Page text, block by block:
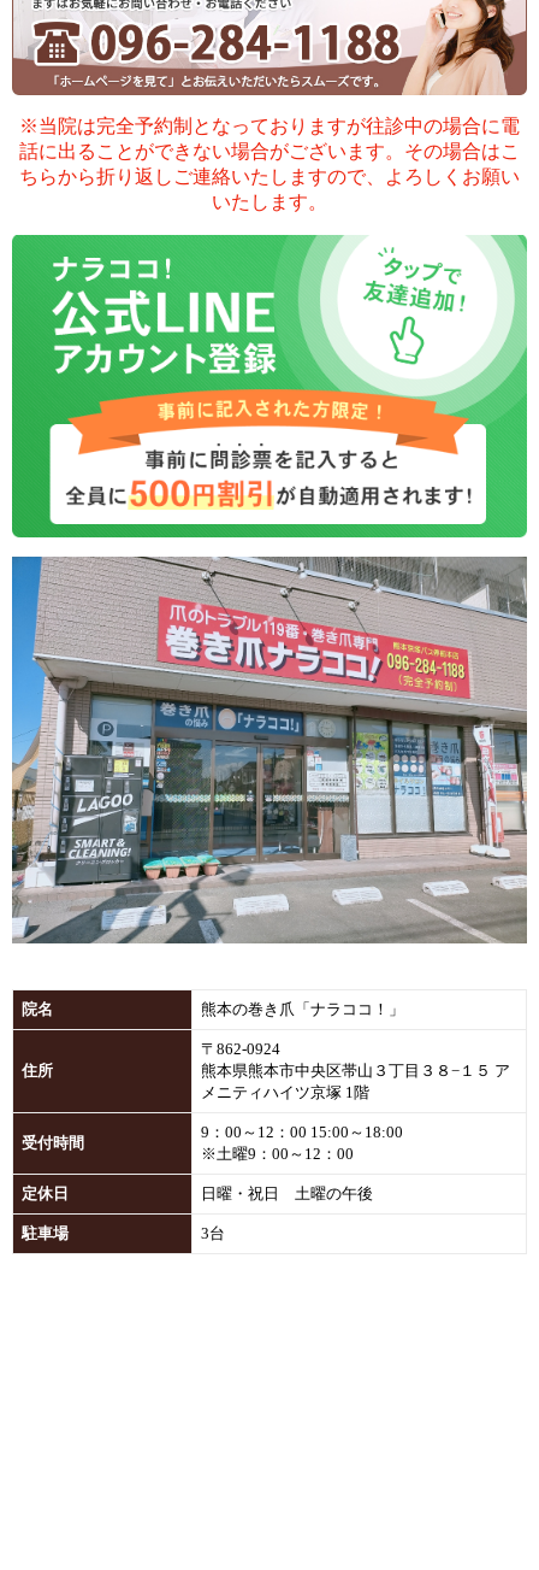
※当院は完全予約制となっておりますが往診中の場合に電
話に出ることができない場合がございます。 その場合はこ
ちらから折り返しご連絡いたしますので、よろしくお願い
いたします。
院名 熊本の巻き爪「ナラココ！」
住所
〒862-0924
熊本県熊本市中央区帯山３丁目３８−１５ ア
メニティハイツ京塚 1階
受付時間
9：00～12：00 15:00～18:00
※土曜9：00～12：00
定休日 日曜・祝日 土曜の午後
駐車場 3台